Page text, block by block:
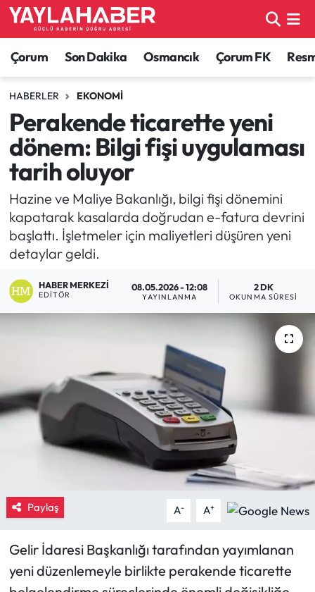
Çorum Son Dakika Osmancık Çorum FK
HABERLER EKONOMI
Perakende ticarette yeni
dönem: Bilgi fişi uygulaması
tarih oluyor
Hazine ve Maliye Bakanlığı, bilgi fişi dönemini
kapatarak kasalarda doğrudan e-fatura devrini
başlattı. İşletmeler için maliyetleri düşüren yeni
detaylar geldi.
HABER MERKEZI
EDITÖR
08.05.2026 - 12:08
YAYINLANMA
2 DK
OKUNMA SÜRESI
Paylaş A- A+
Gelir İdaresi Başkanlığı tarafından yayımlanan
yeni düzenlemeyle birlikte perakende ticarette
Alaca Haberleri
Bayat Haberleri
Bilgi - Keşfet Haberleri
Bilim ve Teknoloji
Boğazkale Haberleri
Çorum Haberleri
Ekonomi
Güncel
İskilip Haberleri
Kimdir?
Kültür Sanat
Çorum Nöbetçi Eczaneler
Çorum Hava Durumu
Çorum Namaz Vakitleri
Çorum Trafik Yoğunluk Haritası
TFF 1.Lig Puan Durumu ve Fikstür
Tüm Manşetler